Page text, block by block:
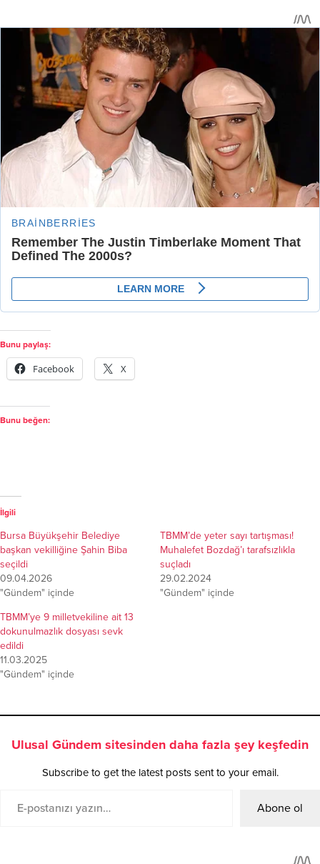
Bunu paylaş:
Facebook X
Bunu beğen:
İlgili
Bursa Büyükşehir Belediye
başkan vekilliğine Şahin Biba
seçildi
09.04.2026
"Gündem" içinde
TBMM’de yeter sayı tartışması!
Muhalefet Bozdağ’ı tarafsızlıkla
suçladı
29.02.2024
"Gündem" içinde
TBMM’ye 9 milletvekiline ait 13
dokunulmazlık dosyası sevk
edildi
11.03.2025
"Gündem" içinde
Ulusal Gündem sitesinden daha fazla şey keşfedin
Subscribe to get the latest posts sent to your email.
Abone ol